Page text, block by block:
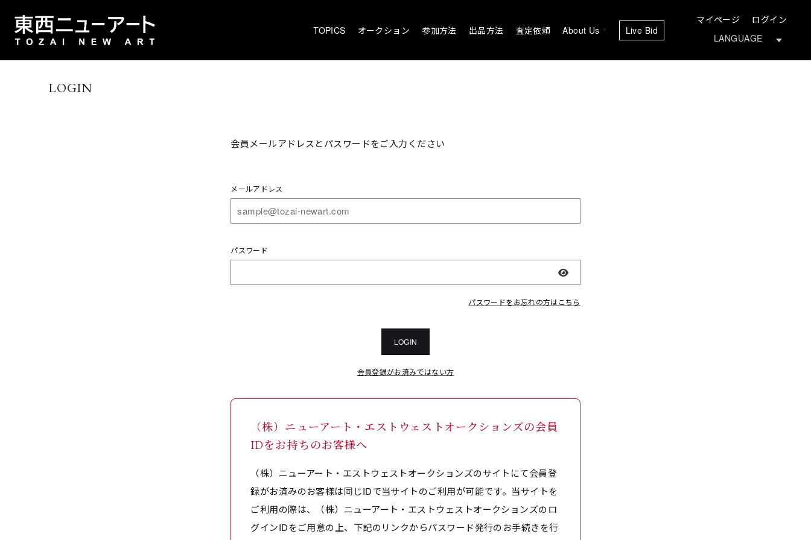
TOPICS オークション 参加方法 出品方法 査定依頼 About Us Live Bid
マイページ ログイン
LOGIN
会員メールアドレスとパスワードをご入力ください
メールアドレス
パスワード
表示
パスワードをお忘れの方はこちら
LOGIN
会員登録がお済みではない方
（株）ニューアート・エストウェストオークションズの会員
IDをお持ちのお客様へ
（株）ニューアート・エストウェストオークションズのサイトにて会員登
録がお済みのお客様は同じIDで当サイトのご利用が可能です。当サイトを
ご利用の際は、（株）ニューアート・エストウェストオークションズのロ
グインIDをご用意の上、下記のリンクからパスワード発行のお手続きを行